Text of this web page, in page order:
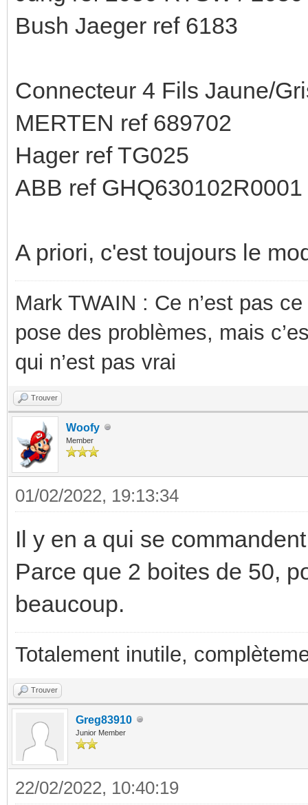
Bush Jaeger ref 6183
Connecteur 4 Fils Jaune/
MERTEN ref 689702
Hager ref TG025
ABB ref GHQ630102R0001
A priori, c'est toujours le
Mark TWAIN : Ce n’est pas
pose des problèmes, mais
qui n’est pas vrai
Trouver
Woofy
Member
01/02/2022, 19:13:34
Il y en a qui se
Parce que 2 boites de 50,
beaucoup.
Totalement inutile,
Trouver
Greg83910
Junior Member
22/02/2022, 10:40:19